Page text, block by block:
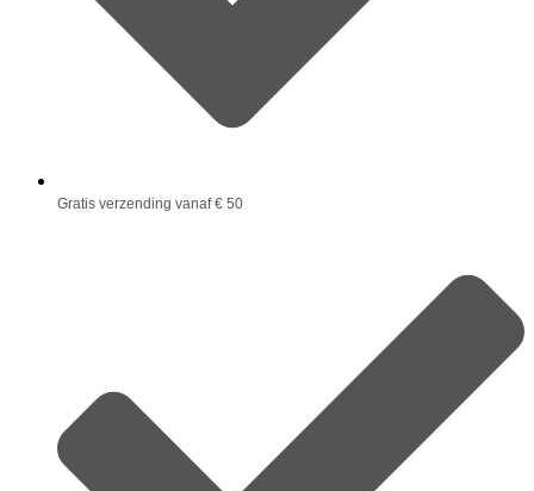
Gratis verzending vanaf € 50